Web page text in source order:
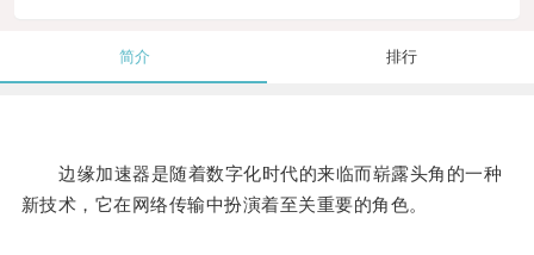
简介 排行
边缘加速器是随着数字化时代的来临而崭露头角的一种
新技术，它在网络传输中扮演着至关重要的角色。